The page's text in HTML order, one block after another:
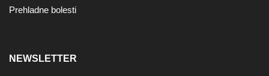
Prehladne bolesti
NEWSLETTER